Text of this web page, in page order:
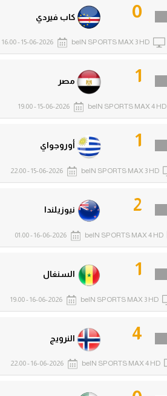
النرويج 4
beIN SPORTS MAX 4 HD
16-06-2026 - 22:00
السنغال 1
beIN SPORTS MAX 3 HD
16-06-2026 - 19:00
نيوزيلندا 2
beIN SPORTS MAX 4 HD
16-06-2026 - 01:00
أوروجواي 1
beIN SPORTS MAX 3 HD
15-06-2026 - 22:00
مصر 1
beIN SPORTS MAX 4 HD
15-06-2026 - 19:00
كاب فيردي 0
beIN SPORTS MAX 3 HD
15-06-2026 - 16:00